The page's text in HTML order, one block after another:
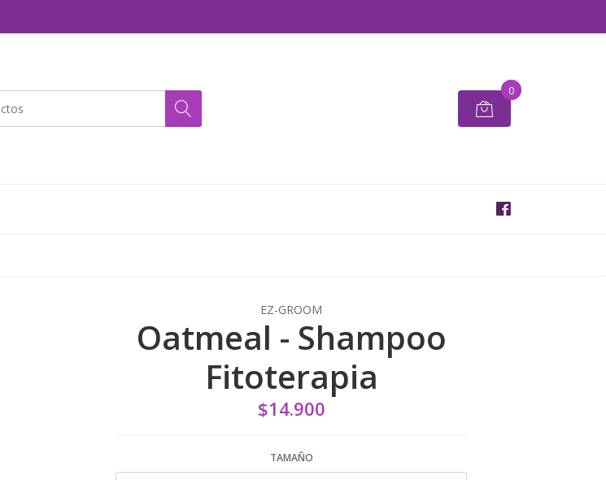
0
EZ-GROOM
Oatmeal - Shampoo
Fitoterapia
$14.900
TAMAÑO